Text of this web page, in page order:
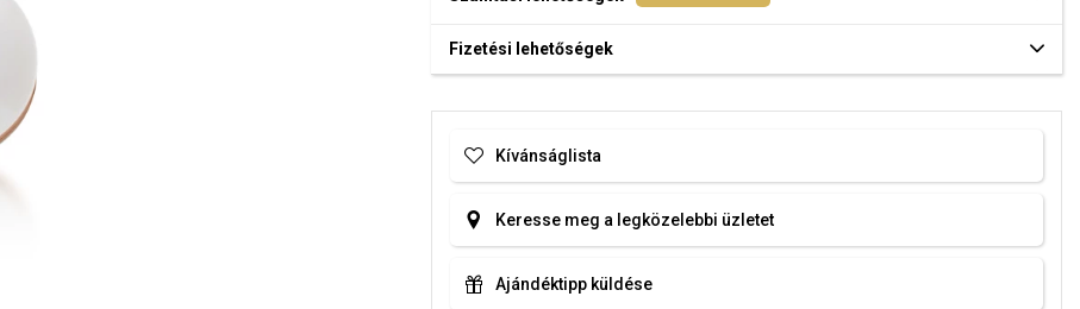
Fizetési lehetőségek
Kívánságlista
Keresse meg a legközelebbi üzletet
Ajándéktipp küldése